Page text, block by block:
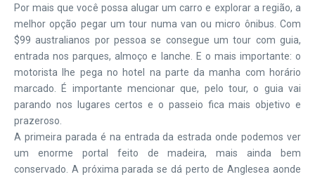
Por mais que você possa alugar um carro e explorar a região, a
melhor opção pegar um tour numa van ou micro ônibus. Com
$99 australianos por pessoa se consegue um tour com guia,
entrada nos parques, almoço e lanche. E o mais importante: o
motorista lhe pega no hotel na parte da manha com horário
marcado. É importante mencionar que, pelo tour, o guia vai
parando nos lugares certos e o passeio fica mais objetivo e
prazeroso.
A primeira parada é na entrada da estrada onde podemos ver
um enorme portal feito de madeira, mais ainda bem
conservado. A próxima parada se dá perto de Anglesea aonde